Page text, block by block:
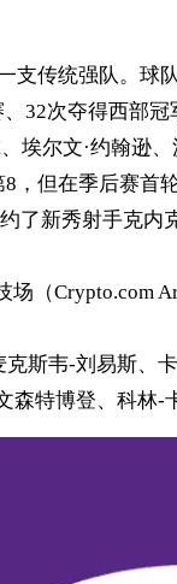
传统强队。
32次夺得西部
尔文·约翰逊
但在季后赛
了新秀射手克
（Crypto.com
斯韦-刘易斯
特博登、科林-